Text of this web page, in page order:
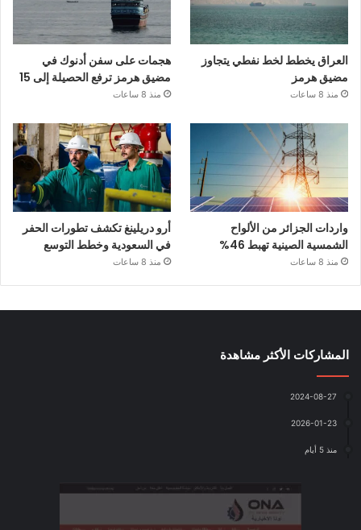
العراق يخطط لخط نفطي يتجاوز
مضيق هرمز
منذ 8 ساعات
هجمات على سفن أدنوك في
مضيق هرمز ترفع الحصيلة إلى 15
منذ 8 ساعات
واردات الجزائر من الألواح
الشمسية الصينية تهبط 46%
منذ 8 ساعات
أرو دريلينغ تكشف تطورات الحفر
في السعودية وخطط التوسع
منذ 8 ساعات
المشاركات الأكثر مشاهدة
2024-08-27
2026-01-23
منذ 5 أيام